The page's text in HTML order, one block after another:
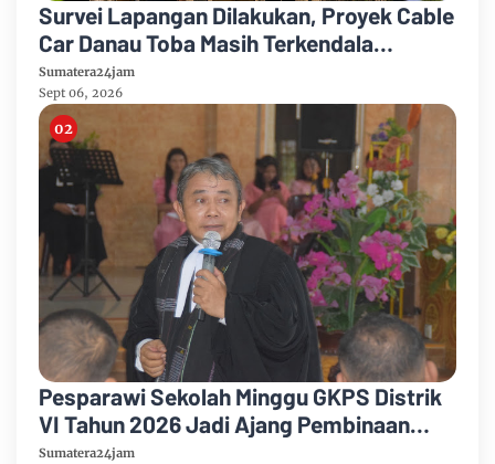
Survei Lapangan Dilakukan, Proyek Cable
Car Danau Toba Masih Terkendala
Pembebasan BPHTB di Sebagian Lahan
Sumatera24jam
Sept 06, 2026
Pesparawi Sekolah Minggu GKPS Distrik
VI Tahun 2026 Jadi Ajang Pembinaan
Iman dan Pengembangan Talenta Anak
Sumatera24jam